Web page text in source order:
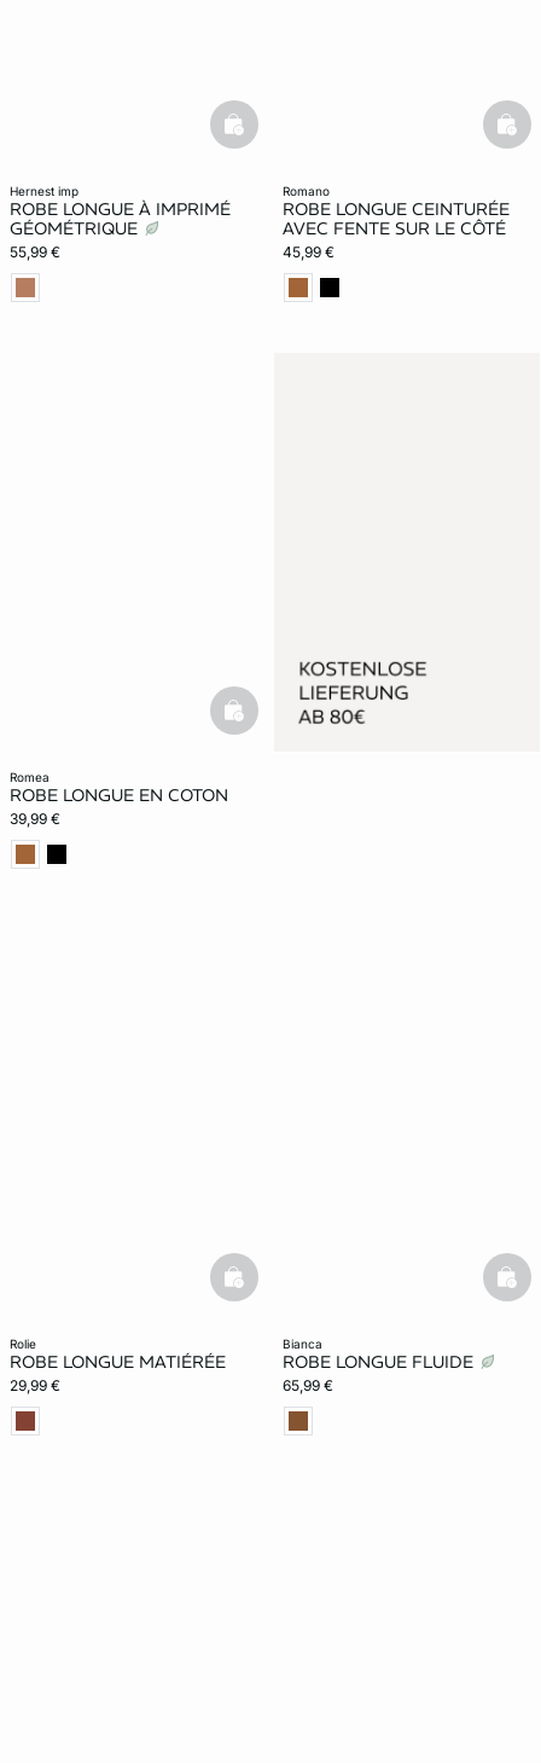
hernest imp
ROBE LONGUE À IMPRIMÉ
GÉOMÉTRIQUE
55,99 €
basketfull
romano
ROBE LONGUE CEINTURÉE
AVEC FENTE SUR LE CÔTÉ
45,99 €
romea
ROBE LONGUE EN COTON
39,99 €
basketfull
rolie
ROBE LONGUE MATIÉRÉE
29,99 €
basketfull
bianca
ROBE LONGUE FLUIDE
65,99 €